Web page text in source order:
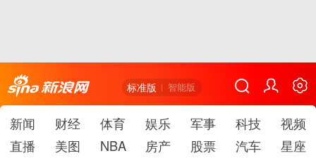
标准版 智能版
新闻 财经 体育 娱乐 军事 科技
视频
直播
美图 NBA 房产 股票 汽车
星座